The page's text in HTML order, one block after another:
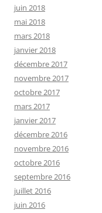
juin 2018
mai 2018
mars 2018
janvier 2018
décembre 2017
novembre 2017
octobre 2017
mars 2017
janvier 2017
décembre 2016
novembre 2016
octobre 2016
septembre 2016
juillet 2016
juin 2016